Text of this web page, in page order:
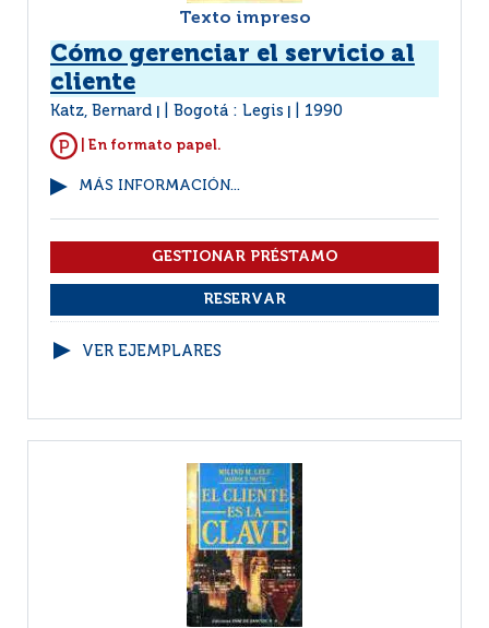
Texto impreso
Cómo gerenciar el servicio al
cliente
Katz, Bernard Bogotá : Legis 1990
| En formato papel.
MÁS INFORMACIÓN...
VER EJEMPLARES